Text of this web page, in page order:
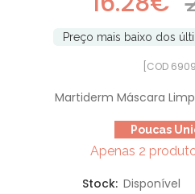
Preço mais baixo dos
[COD
Martiderm Máscara
Poucas
Apenas 2
Stock: Disponível